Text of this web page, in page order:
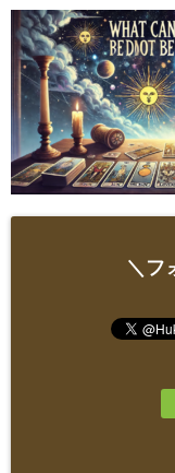
＼フ